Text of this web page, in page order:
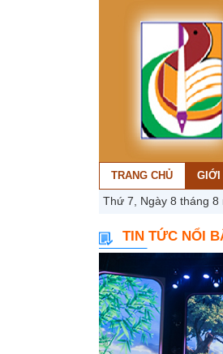
TRANG CHỦ GIỚI
Thứ 7, Ngày 8 tháng 8
TIN TỨC NỔI